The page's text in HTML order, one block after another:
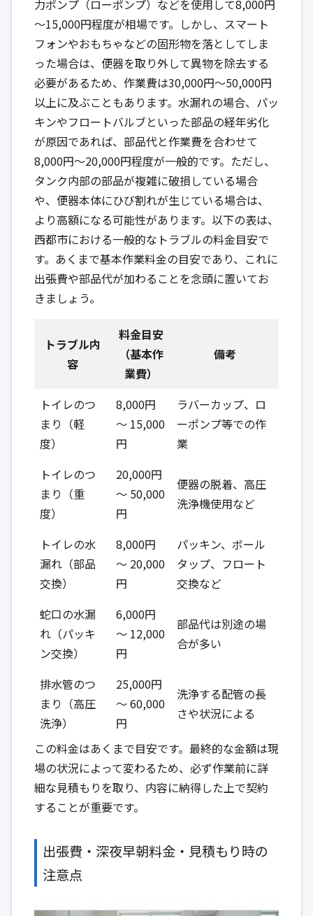
力ポンプ（ローポンプ）などを使用して8,000円
～15,000円程度が相場です。しかし、スマート
フォンやおもちゃなどの固形物を落としてしま
った場合は、便器を取り外して異物を除去する
必要があるため、作業費は30,000円～50,000円
以上に及ぶこともあります。水漏れの場合、パッ
キンやフロートバルブといった部品の経年劣化
が原因であれば、部品代と作業費を合わせて
8,000円～20,000円程度が一般的です。ただし、
タンク内部の部品が複雑に破損している場合
や、便器本体にひび割れが生じている場合は、
より高額になる可能性があります。以下の表は、
西都市における一般的なトラブルの料金目安で
す。あくまで基本作業料金の目安であり、これに
出張費や部品代が加わることを念頭に置いてお
きましょう。
トラブル内
容
料金目安
（基本作
業費）
備考
トイレのつ
まり（軽
度）
8,000円
～ 15,000
円
ラバーカップ、ロ
ーポンプ等での作
業
トイレのつ
まり（重
度）
20,000円
～ 50,000
円
便器の脱着、高圧
洗浄機使用など
トイレの水
漏れ（部品
交換）
8,000円
～ 20,000
円
パッキン、ボール
タップ、フロート
交換など
蛇口の水漏
れ（パッキ
ン交換）
6,000円
～ 12,000
円
部品代は別途の場
合が多い
排水管のつ
まり（高圧
洗浄）
25,000円
～ 60,000
円
洗浄する配管の長
さや状況による
この料金はあくまで目安です。最終的な金額は現
場の状況によって変わるため、必ず作業前に詳
細な見積もりを取り、内容に納得した上で契約
することが重要です。
出張費・深夜早朝料金・見積もり時の
注意点